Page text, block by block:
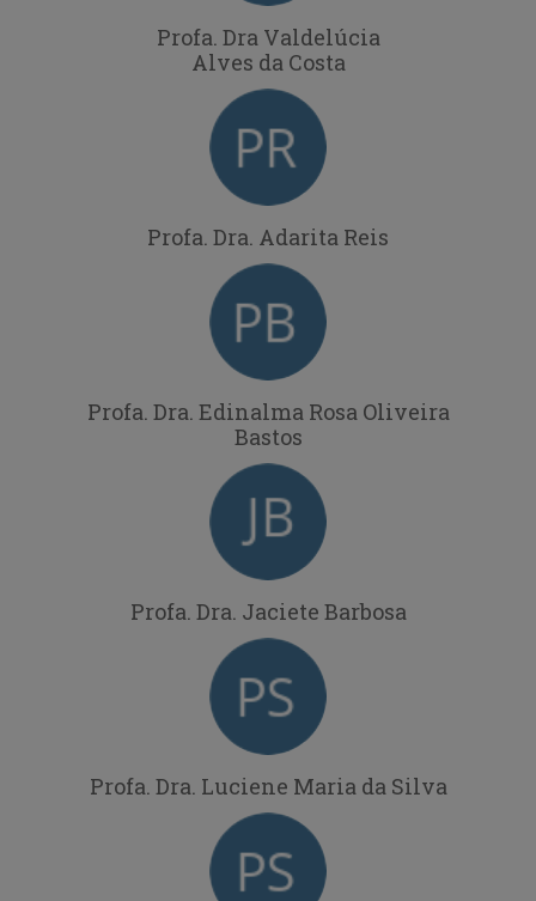
Profa. Dra Valdelúcia
Alves da Costa
Profa. Dra. Adarita Reis
Profa. Dra. Edinalma Rosa Oliveira
Bastos
Profa. Dra. Jaciete Barbosa
Profa. Dra. Luciene Maria da Silva